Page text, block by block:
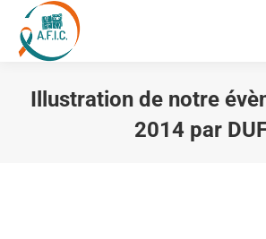
Illustration de notre
2014 par